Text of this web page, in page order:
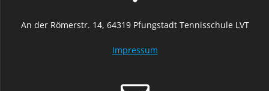
An der Römerstr. 14, 64319 Pfungstadt Tennisschule LVT
Impressum